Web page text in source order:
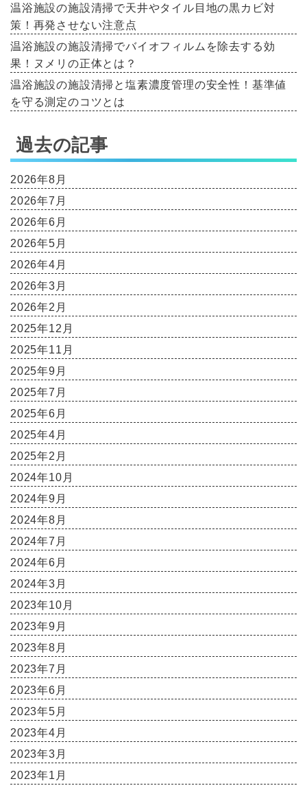
温浴施設の施設清掃で天井やタイル目地の黒カビ対
策！再発させない注意点
温浴施設の施設清掃でバイオフィルムを除去する効
果！ヌメリの正体とは？
温浴施設の施設清掃と塩素濃度管理の安全性！基準値
を守る測定のコツとは
過去の記事
2026年8月
2026年7月
2026年6月
2026年5月
2026年4月
2026年3月
2026年2月
2025年12月
2025年11月
2025年9月
2025年7月
2025年6月
2025年4月
2025年2月
2024年10月
2024年9月
2024年8月
2024年7月
2024年6月
2024年3月
2023年10月
2023年9月
2023年8月
2023年7月
2023年6月
2023年5月
2023年4月
2023年3月
2023年1月